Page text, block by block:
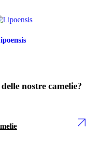
nostre camelie?